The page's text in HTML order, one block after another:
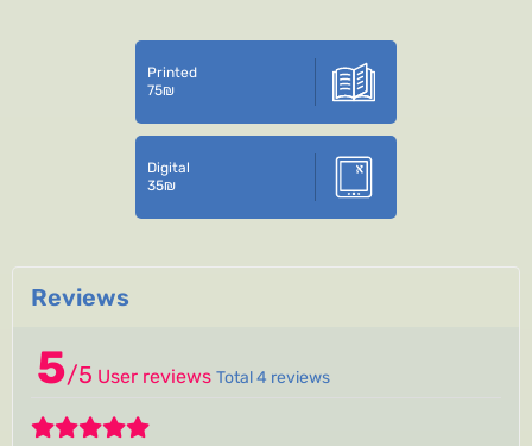
Printed
75₪
Digital
35₪
Reviews
5/5 User reviews Total 4 reviews
5